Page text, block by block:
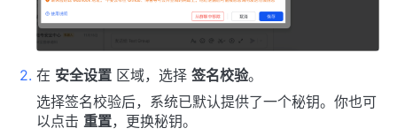
在 安全设置 区域，选择 签名校验。
选择签名校验后，系统已默认提供了一个秘钥。你也可
以点击 重置，更换秘钥。